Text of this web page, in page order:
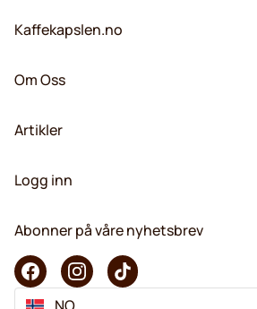
Kaffekapslen.no
Om Oss
Artikler
Logg inn
Abonner på våre nyhetsbrev